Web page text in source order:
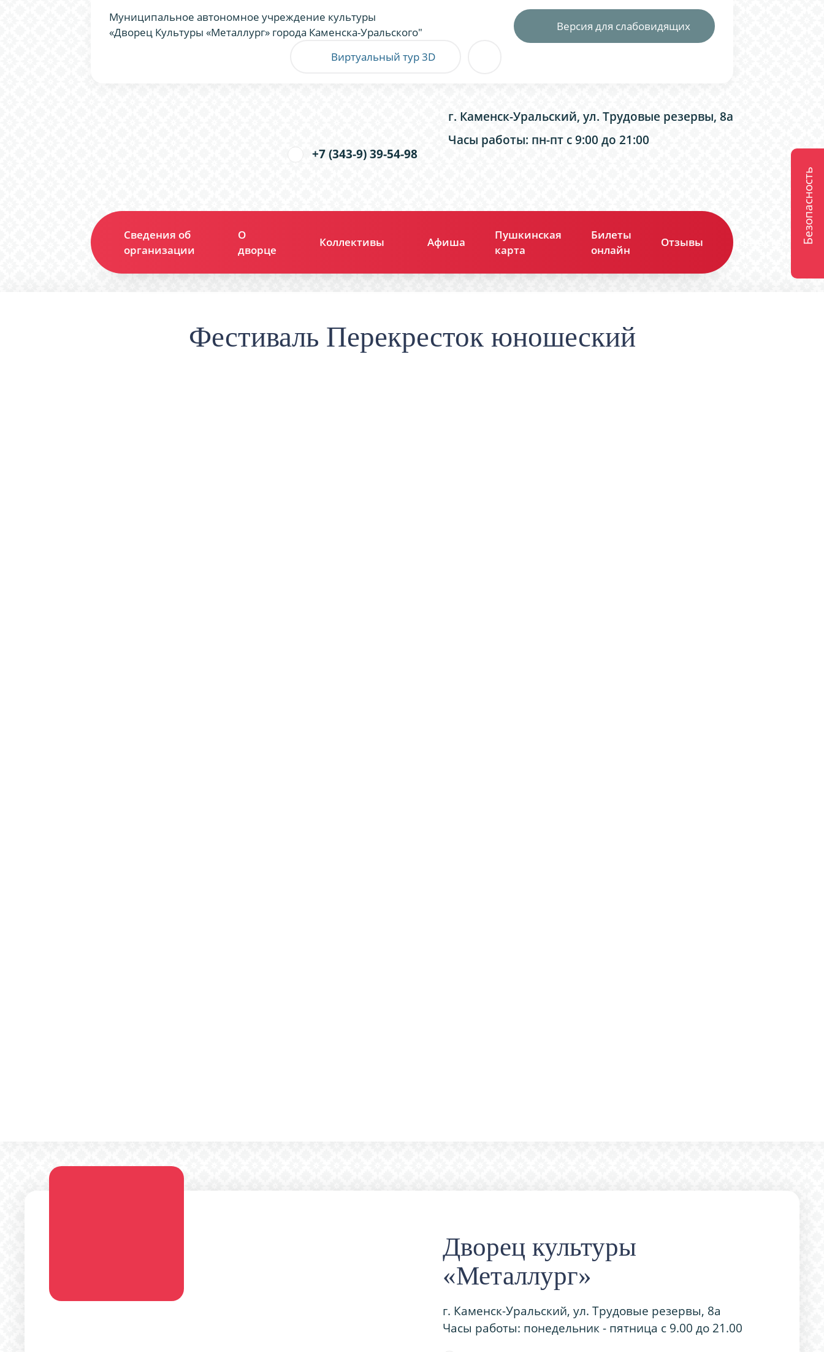
Муниципальное автономное учреждение культуры
«Дворец Культуры «Металлург» города Каменска-Уральского"
Версия для слабовидящих
Виртуальный тур 3D
г. Каменск-Уральский, ул. Трудовые резервы, 8а
Часы работы: пн-пт с 9:00 до 21:00
+7 (343-9) 39-54-98
Сведения об
организации
О
дворце
Коллективы Афиша
Пушкинская
карта
Билеты
онлайн
Отзывы Контакты
Фестиваль Перекресток юношеский
Дворец культуры
«Металлург»
г. Каменск-Уральский, ул. Трудовые резервы, 8а
Часы работы: понедельник - пятница с 9.00 до 21.00
Безопасность